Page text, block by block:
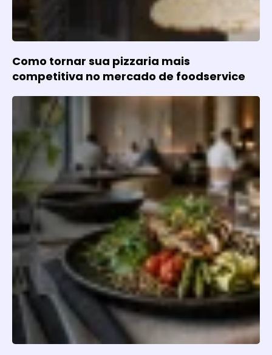
Como tornar sua pizzaria mais
competitiva no mercado de foodservice